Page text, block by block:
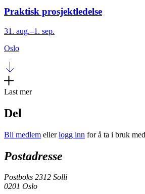
Praktisk prosjektledelse
31. aug.–1. sep.
Oslo
Last mer
Del
Bli medlem ellerlogg inn for å ta i bruk
Postadresse
Postboks 2312 Solli
0201 Oslo